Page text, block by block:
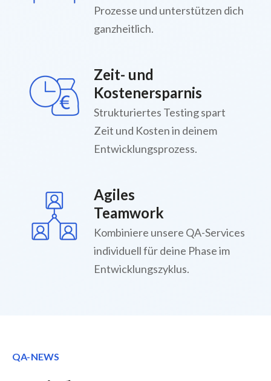
Prozesse und unterstützen dich
ganzheitlich.
Zeit- und
Kostenersparnis
Strukturiertes Testing spart
Zeit und Kosten in deinem
Entwicklungsprozess.
Agiles
Teamwork
Kombiniere unsere QA-Services
individuell für deine Phase im
Entwicklungszyklus.
QA-NEWS